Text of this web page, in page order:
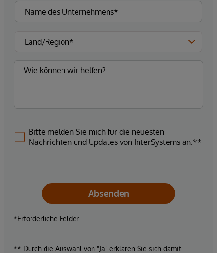
Bitte melden Sie mich für die neuesten
Nachrichten und Updates von InterSystems an.**
Absenden
*Erforderliche Felder
** Durch die Auswahl von "Ja" erklären Sie sich damit